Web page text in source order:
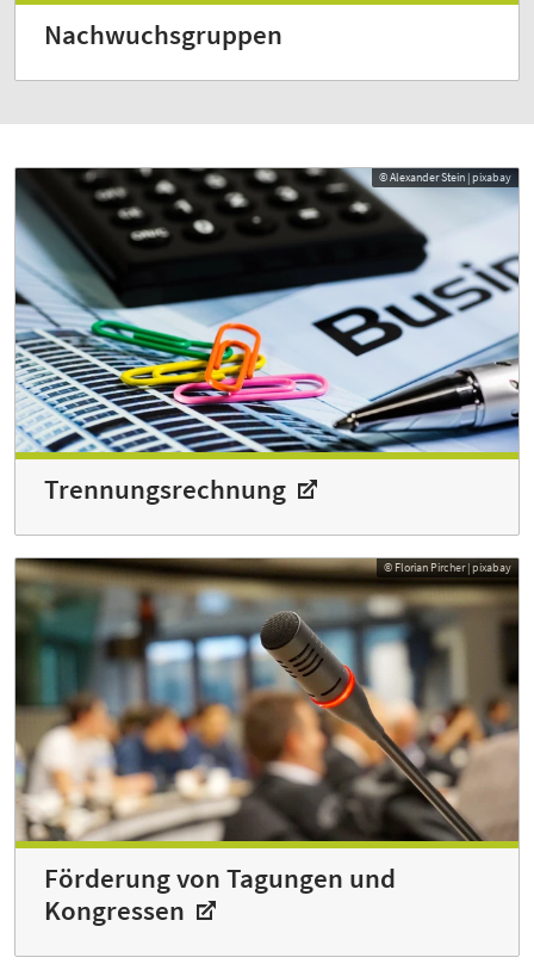
Nachwuchsgruppen
© Alexander Stein | pixabay
Trennungs­rechnung
© Florian Pircher | pixabay
Förderung von Tagungen und
Kongressen